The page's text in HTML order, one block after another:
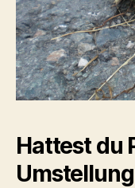
Hattest du